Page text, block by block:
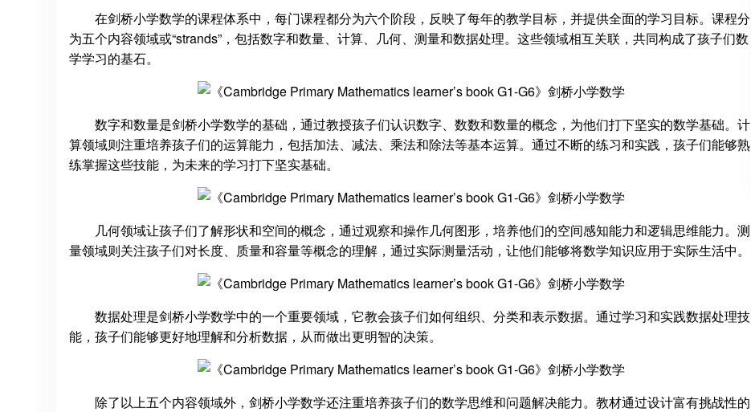
在剑桥小学数学的课程体系中，每门课程都分为六个阶段，反映了每年的教学目标，并提供全面的学习目标。课程分
为五个内容领域或“strands”，包括数字和数量、计算、几何、测量和数据处理。这些领域相互关联，共同构成了孩子们数
学学习的基石。
数字和数量是剑桥小学数学的基础，通过教授孩子们认识数字、数数和数量的概念，为他们打下坚实的数学基础。计
算领域则注重培养孩子们的运算能力，包括加法、减法、乘法和除法等基本运算。通过不断的练习和实践，孩子们能够熟
练掌握这些技能，为未来的学习打下坚实基础。
几何领域让孩子们了解形状和空间的概念，通过观察和操作几何图形，培养他们的空间感知能力和逻辑思维能力。测
量领域则关注孩子们对长度、质量和容量等概念的理解，通过实际测量活动，让他们能够将数学知识应用于实际生活中。
数据处理是剑桥小学数学中的一个重要领域，它教会孩子们如何组织、分类和表示数据。通过学习和实践数据处理技
能，孩子们能够更好地理解和分析数据，从而做出更明智的决策。
除了以上五个内容领域外，剑桥小学数学还注重培养孩子们的数学思维和问题解决能力。教材通过设计富有挑战性的